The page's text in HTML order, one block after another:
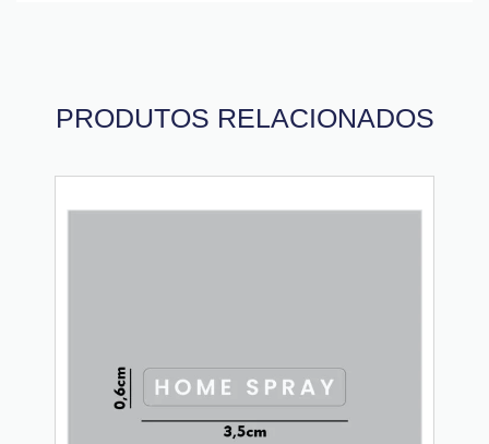
PRODUTOS RELACIONADOS